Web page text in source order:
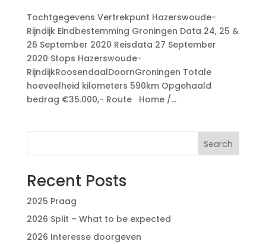
Tochtgegevens Vertrekpunt Hazerswoude-
Rijndijk Eindbestemming Groningen Data 24, 25 &
26 September 2020 Reisdata 27 September
2020 Stops Hazerswoude-
RijndijkRoosendaalDoornGroningen Totale
hoeveelheid kilometers 590km Opgehaald
bedrag €35.000,- Route Home /...
Search
Recent Posts
2025 Praag
2026 Split – What to be expected
2026 Interesse doorgeven